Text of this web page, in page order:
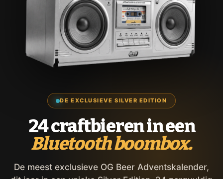
DE EXCLUSIEVE SILVER EDITION
24 craftbieren in een
Bluetooth boombox.
De meest exclusieve OG Beer Adventskalender,